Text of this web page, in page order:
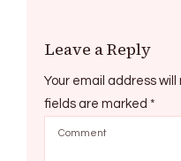
Leave a Reply
Your email address will
fields are marked *